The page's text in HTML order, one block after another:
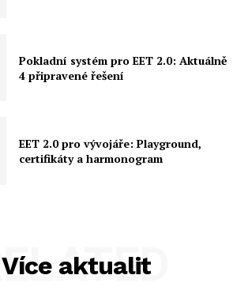
Pokladní systém pro EET 2.0: Aktuálně
4 připravené řešení
EET 2.0 pro vývojáře: Playground,
certifikáty a harmonogram
Více aktualit
RELATED